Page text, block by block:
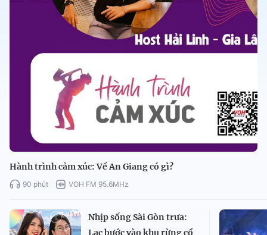
Hành trình cảm xúc: Về An Giang có gì?
90 phút VOH FM 95.6MHz
Nhịp sống Sài Gòn trưa:
Lạc bước vào khu rừng cổ